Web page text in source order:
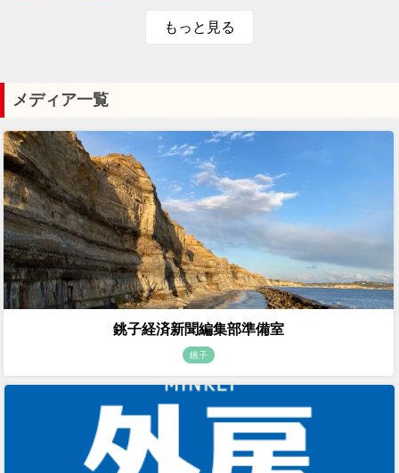
もっと見る
メディア一覧
銚子経済新聞編集部準備室
銚子